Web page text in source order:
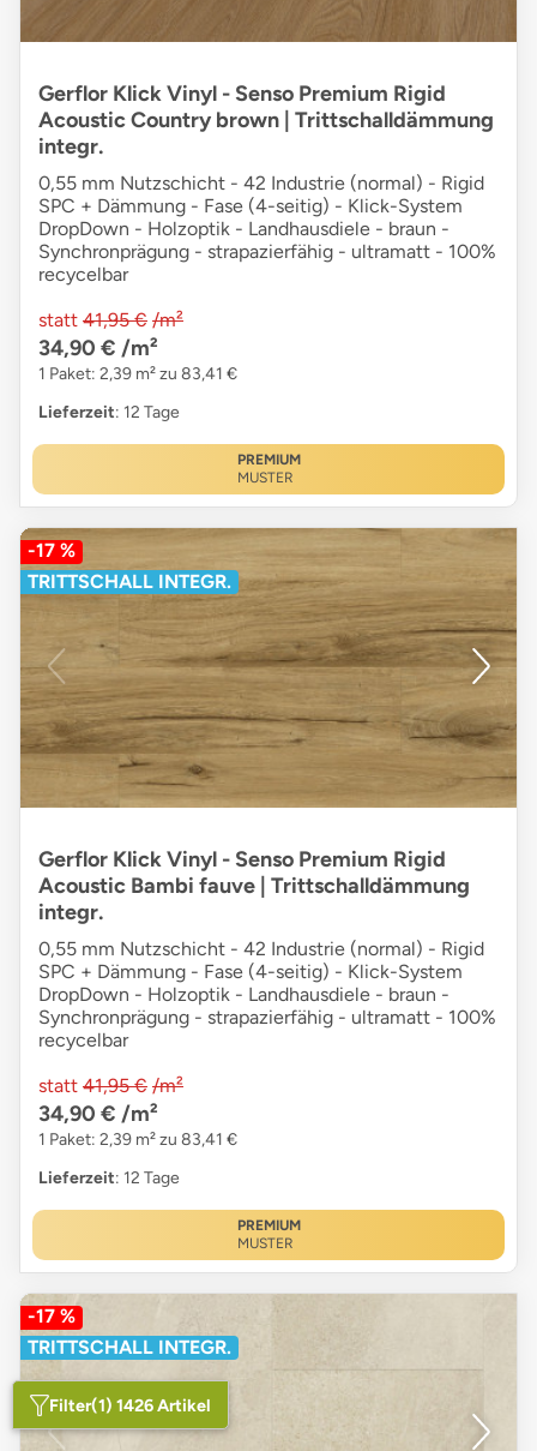
Gerflor Klick Vinyl - Senso Premium Rigid
Acoustic Country brown | Trittschalldämmung
integr.
0,55 mm Nutzschicht - 42 Industrie (normal) - Rigid
SPC + Dämmung - Fase (4-seitig) - Klick-System
DropDown - Holzoptik - Landhausdiele - braun -
Synchronprägung - strapazierfähig - ultramatt - 100%
recycelbar
statt 41,95 € /m²
34,90 € /m²
1 Paket: 2,39 m² zu 83,41 €
Lieferzeit: 12 Tage
PREMIUM
MUSTER
-17 %
TRITTSCHALL INTEGR.
Gerflor Klick Vinyl - Senso Premium Rigid
Acoustic Bambi fauve | Trittschalldämmung
integr.
0,55 mm Nutzschicht - 42 Industrie (normal) - Rigid
SPC + Dämmung - Fase (4-seitig) - Klick-System
DropDown - Holzoptik - Landhausdiele - braun -
Synchronprägung - strapazierfähig - ultramatt - 100%
recycelbar
statt 41,95 € /m²
34,90 € /m²
1 Paket: 2,39 m² zu 83,41 €
Lieferzeit: 12 Tage
PREMIUM
MUSTER
-17 %
TRITTSCHALL INTEGR.
Filter(1) 1426 Artikel